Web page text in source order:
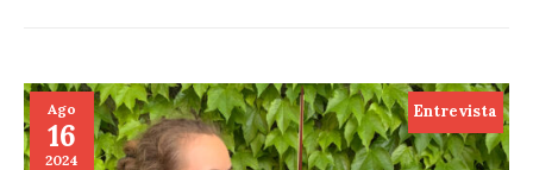
Ago
16
2024
Entrevista